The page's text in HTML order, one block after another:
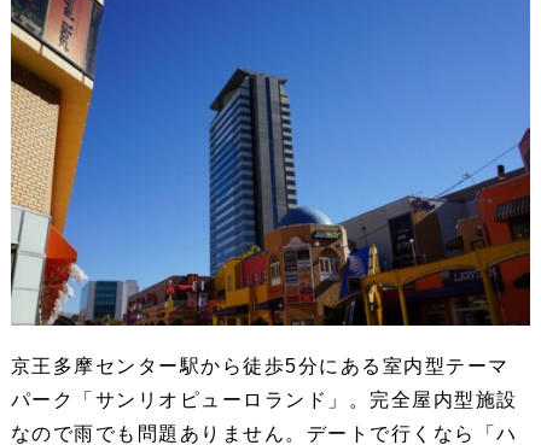
京王多摩センター駅から徒歩5分にある室内型テーマ
パーク「サンリオピューロランド」。完全屋内型施設
なので雨でも問題ありません。デートで行くなら「ハ